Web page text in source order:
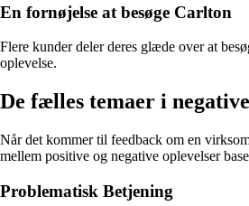
En fornøjelse at besøge Carlton
Flere kunder deler deres glæde over at
oplevelse.
De fælles temaer i
Når det kommer til feedback om en
mellem positive og negative oplevelser
Problematisk Betjening